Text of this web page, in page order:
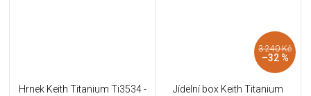
Hrnek Keith Titanium Ti3534 -
3 240 Kč
–32 %
Jídelní box Keith Titanium